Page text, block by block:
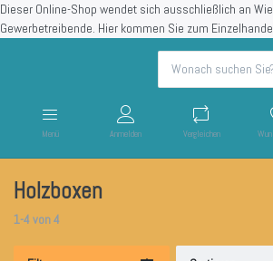
Dieser Online-Shop wendet sich ausschließlich an
Gewerbetreibende. Hier kommen Sie zum
Menü Anmelden Vergleichen
Holzboxen
1-4von4